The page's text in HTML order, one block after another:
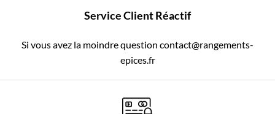
Service Client Réactif
Si vous avez la moindre question contact@rangements-
epices.fr